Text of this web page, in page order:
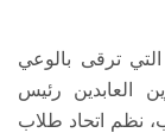
ترقى بالوعي
العابدين رئيس
نظم اتحاد طلاب